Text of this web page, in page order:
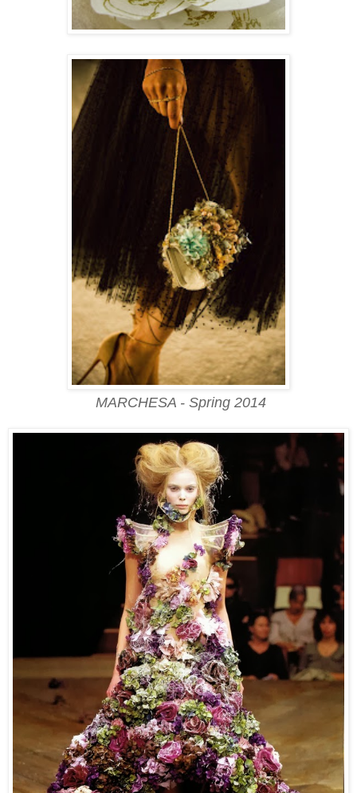
MARCHESA - Spring 2014